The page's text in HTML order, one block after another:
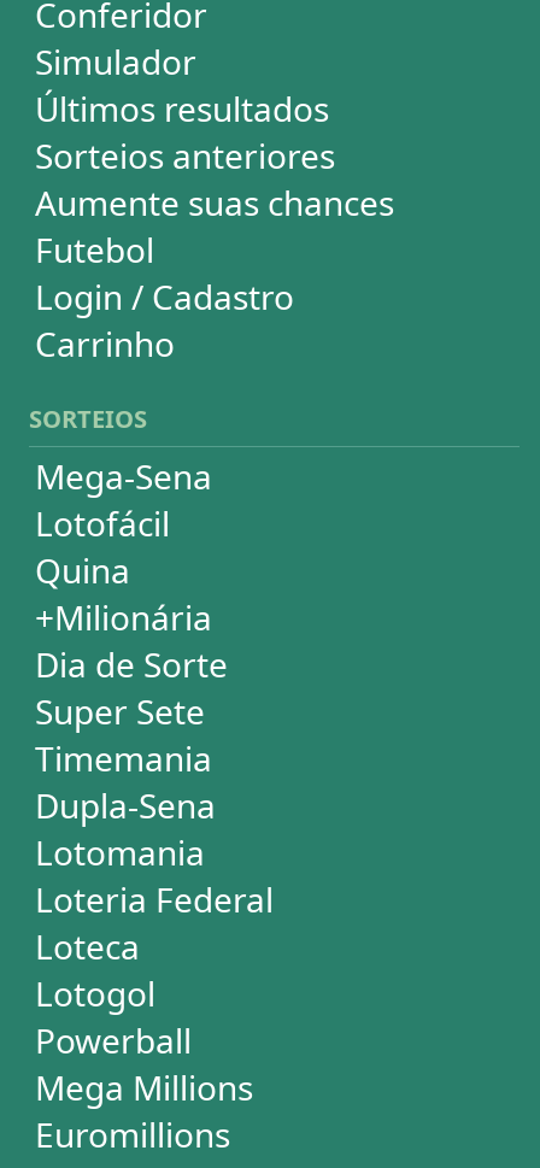
Quina
+Milionária
Dia de Sorte
Super Sete
Timemania
Dupla-Sena
Lotomania
Loteria Federal
Lotogol
Powerball
Mega Millions
Euromillions
ESTATÍSTICAS
Mega-Sena
Lotofácil
Quina
+Milionária
Dia de Sorte
Super Sete
Timemania
Dupla-Sena
Lotomania
Powerball
Mega Millions
Euromillions